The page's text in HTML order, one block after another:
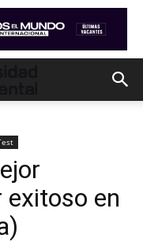
exitoso en